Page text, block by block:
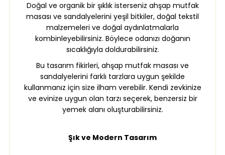
Doğal ve organik bir şıklık isterseniz ahşap mutfak
masası ve sandalyelerini yeşil bitkiler, doğal tekstil
malzemeleri ve doğal aydınlatmalarla
kombinleyebilirsiniz. Böylece odanızı doğanın
sıcaklığıyla doldurabilirsiniz.
Bu tasarım fikirleri, ahşap mutfak masası ve
sandalyelerini farklı tarzlara uygun şekilde
kullanmanız için size ilham verebilir. Kendi zevkinize
ve evinize uygun olan tarzı seçerek, benzersiz bir
yemek alanı oluşturabilirsiniz.
Şık ve Modern Tasarım